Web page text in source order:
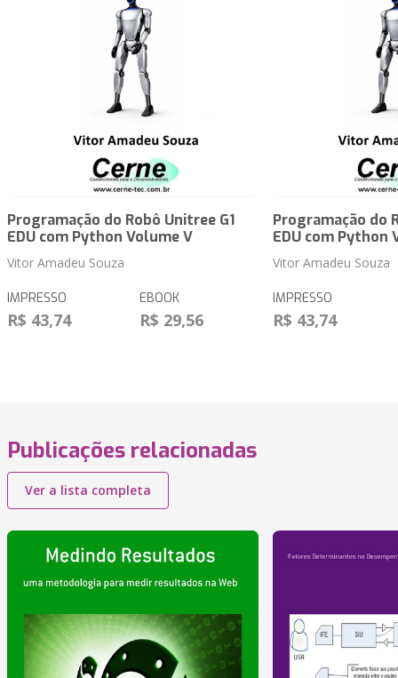
Programação do Robô Unitree G1
EDU com Python Volume V
Vitor Amadeu Souza
IMPRESSO
R$ 43,74
EBOOK
R$ 29,56
Programação do
EDU com Python
Vitor Amadeu Souza
IMPRESSO
R$ 43,74
Publicações relacionadas
Ver a lista completa